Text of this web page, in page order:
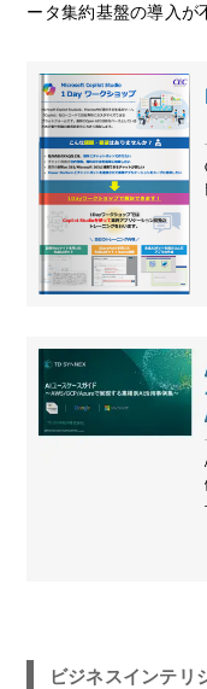
ータ集約基盤の導入が
ビジネスインテリ